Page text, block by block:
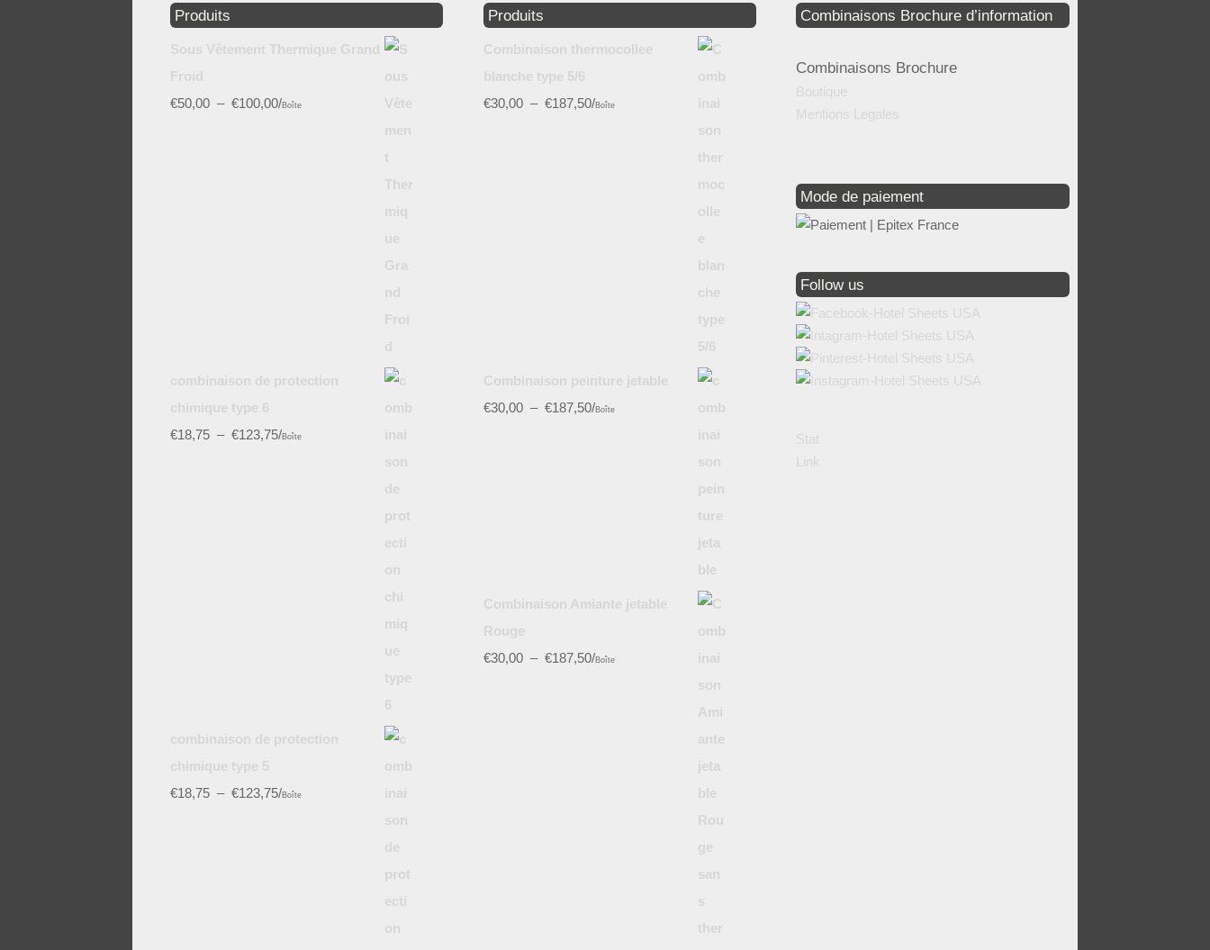
Produits
Sous Vêtement Thermique Grand
Froid
€50,00 – €100,00/Boîte
combinaison de protection
chimique type 6
€18,75 – €123,75/Boîte
combinaison de protection
chimique type 5
€18,75 – €123,75/Boîte
Produits
Combinaison thermocollee
blanche type 5/6
€30,00 – €187,50/Boîte
Combinaison peinture jetable
€30,00 – €187,50/Boîte
Combinaison Amiante jetable
Rouge
€30,00 – €187,50/Boîte
Combinaisons Brochure d’information
Combinaisons Brochure
Boutique
Mentions Legales
Mode de paiement
Follow us
Stat
Link